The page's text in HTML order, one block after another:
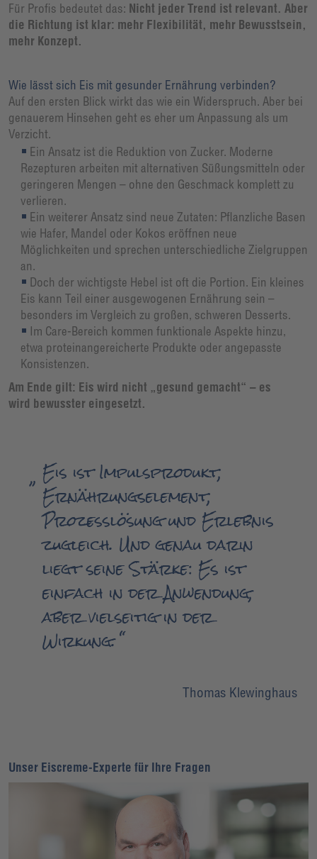
Für Profis bedeutet das: Nicht jeder Trend ist relevant. Aber
die Richtung ist klar: mehr Flexibilität, mehr Bewusstsein,
mehr Konzept.
Wie lässt sich Eis mit gesunder Ernährung verbinden?
Auf den ersten Blick wirkt das wie ein Widerspruch. Aber bei
genauerem Hinsehen geht es eher um Anpassung als um
Verzicht.
Ein Ansatz ist die Reduktion von Zucker. Moderne
Rezepturen arbeiten mit alternativen Süßungsmitteln oder
geringeren Mengen – ohne den Geschmack komplett zu
verlieren.
Ein weiterer Ansatz sind neue Zutaten: Pflanzliche Basen
wie Hafer, Mandel oder Kokos eröffnen neue
Möglichkeiten und sprechen unterschiedliche Zielgruppen
an.
Doch der wichtigste Hebel ist oft die Portion. Ein kleines
Eis kann Teil einer ausgewogenen Ernährung sein –
besonders im Vergleich zu großen, schweren Desserts.
Im Care-Bereich kommen funktionale Aspekte hinzu,
etwa proteinangereicherte Produkte oder angepasste
Konsistenzen.
Am Ende gilt: Eis wird nicht „gesund gemacht“ – es
wird bewusster eingesetzt.
Eis ist Impulsprodukt,
Ernährungselement,
Prozesslösung und Erlebnis
zugleich. Und genau darin
liegt seine Stärke: Es ist
einfach in der Anwendung,
aber vielseitig in der
Wirkung.
Thomas Klewinghaus
Unser Eiscreme-Experte für Ihre Fragen